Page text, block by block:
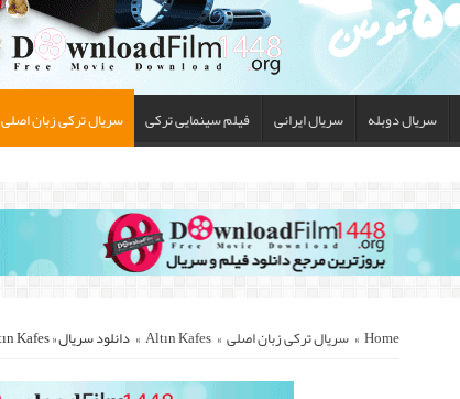
سریال دوبله سریال ایرانی فیلم سینمایی ترکی سریال ترکی زبان اصلی
Home
» سریال ترکی زبان اصلی »
Altın Kafes
» دانلود سریال « Altın Kafes » – تا قسمت4 زبان اصلی(زیرنویس تا قسمت4)